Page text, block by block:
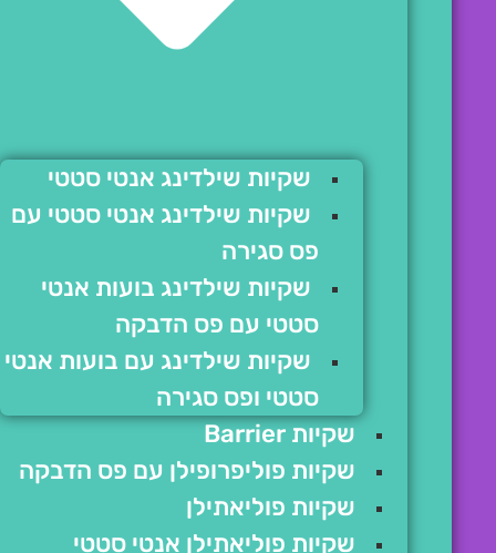
שקיות שילדינג אנטי סטטי
שקיות שילדינג אנטי סטטי עם
פס סגירה
שקיות שילדינג בועות אנטי
סטטי עם פס הדבקה
שקיות שילדינג עם בועות אנטי
סטטי ופס סגירה
שקיות Barrier
שקיות פוליפרופילן עם פס הדבקה
שקיות פוליאתילן
שקיות פוליאתילן אנטי סטטי